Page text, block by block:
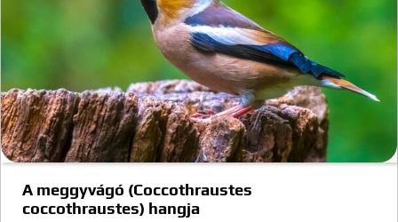
A meggyvágó (Coccothraustes
coccothraustes) hangja